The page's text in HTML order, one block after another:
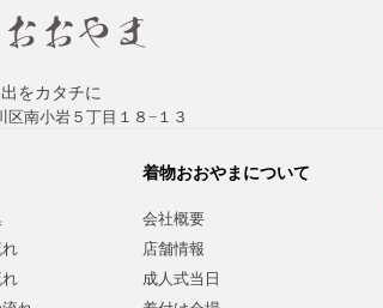
をカタチに
区南小岩５丁目１８−１３
着物おおやまについて
会社概要
店舗情報
成人式当日